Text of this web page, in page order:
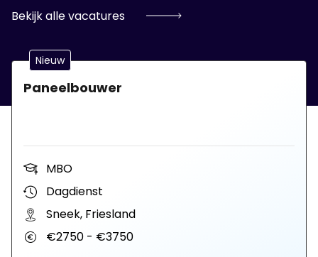
Bekijk alle vacatures
Nieuw
Paneelbouwer
MBO
Dagdienst
Sneek, Friesland
€2750 - €3750